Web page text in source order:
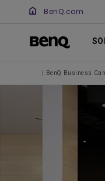
BenQ.com
| BenQ Business